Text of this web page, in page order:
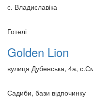
с. Владиславіка
Готелі
Golden Lion
вулиця Дубенська, 4а,
Садиби, бази відпочинку